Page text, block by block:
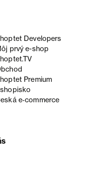
Developers
prvý e-shop
Premium
e‑commerce